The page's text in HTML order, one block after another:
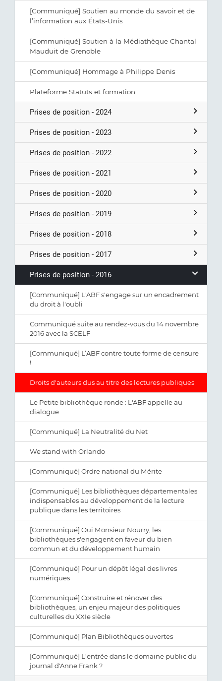
[Communiqué] Soutien au monde du savoir et de
l’information aux États-Unis
[Communiqué] Soutien à la Médiathèque Chantal
Mauduit de Grenoble
[Communiqué] Hommage à Philippe Denis
Plateforme Statuts et formation
Prises de position - 2024
Prises de position - 2023
Prises de position - 2022
Prises de position - 2021
Prises de position - 2020
Prises de position - 2019
Prises de position - 2018
Prises de position - 2017
Prises de position - 2016
[Communiqué] L'ABF s'engage sur un encadrement
du droit à l'oubli
Communiqué suite au rendez-vous du 14 novembre
2016 avec la SCELF
[Communiqué] L’ABF contre toute forme de censure
!
Droits d'auteurs dus au titre des lectures publiques
Le Petite bibliothèque ronde : L'ABF appelle au
dialogue
[Communiqué] La Neutralité du Net
We stand with Orlando
[Communiqué] Ordre national du Mérite
[Communiqué] Les bibliothèques départementales
indispensables au développement de la lecture
publique dans les territoires
[Communiqué] Oui Monsieur Nourry, les
bibliothèques s'engagent en faveur du bien
commun et du développement humain
[Communiqué] Pour un dépôt légal des livres
numériques
[Communiqué] Construire et rénover des
bibliothèques, un enjeu majeur des politiques
culturelles du XXIe siècle
[Communiqué] Plan Bibliothèques ouvertes
[Communiqué] L'entrée dans le domaine public du
journal d'Anne Frank ?